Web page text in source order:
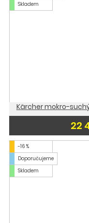
Skladem
Kärcher mokro-
22
-16 %
Doporučujeme
Skladem